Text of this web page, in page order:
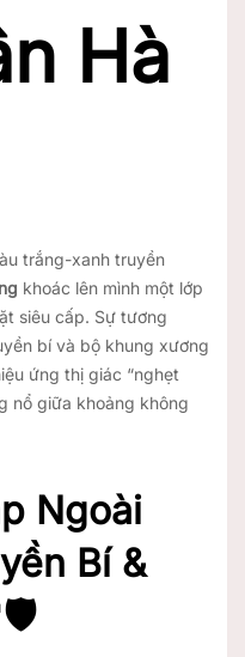
Hà
trắng-xanh truyền
khoác lên mình một lớp
siêu cấp. Sự tương
bí và bộ khung xương
ứng thị giác “nghẹt
nổ giữa khoảng không
Ngoài
Bí &